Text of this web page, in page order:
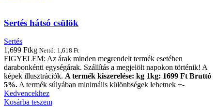
Sertés hátsó csülök
Sertés
1,699 Ftkg Nettó: 1,618 Ft
FIGYELEM: Az árak minden megrendelt termék esetében
darabonkénti egységárak. Szállítás a megjelölt napokon történik! A
képek illusztrációk. A termék kiszerelése: kg 1kg: 1699 Ft Bruttó
5%. A termék súlyában minimális különbségek lehetnek +-
Kedvencekhez
Kosárba teszem